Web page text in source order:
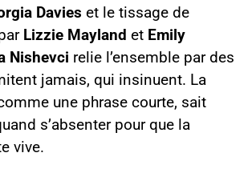
Davies et le tissage de
Lizzie Mayland et Emily
Nishevci relie l’ensemble par des
jamais, qui insinuent. La
une phrase courte, sait
s’absenter pour que la
vive.